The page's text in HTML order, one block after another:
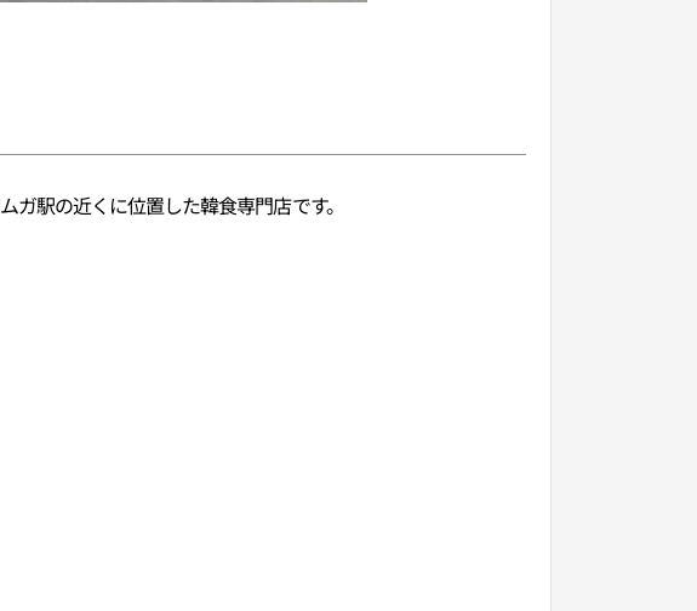
駅の近くに位置した韓食専門店です。